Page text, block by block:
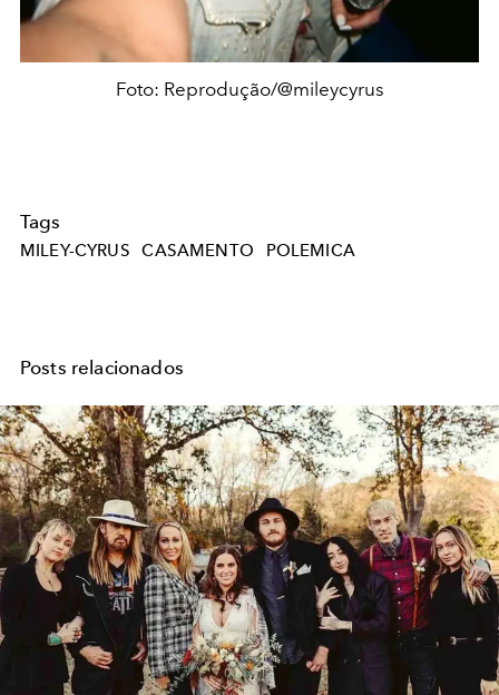
Foto: Reprodução/@mileycyrus
Tags
MILEY-CYRUS CASAMENTO POLEMICA
Posts relacionados